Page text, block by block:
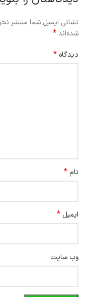
نشانی ایمیل شما منتشر
شده‌اند*
دیدگاه *
نام*
ایمیل *
وب‌ سایت